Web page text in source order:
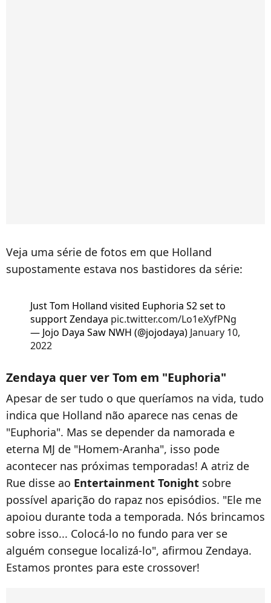
Veja uma série de fotos em que Holland
supostamente estava nos bastidores da série:
Just Tom Holland visited Euphoria S2 set to
support Zendaya pic.twitter.com/Lo1eXyfPNg
— Jojo Daya Saw NWH (@jojodaya) January 10,
2022
Zendaya quer ver Tom em "Euphoria"
Apesar de ser tudo o que queríamos na vida, tudo
indica que Holland não aparece nas cenas de
"Euphoria". Mas se depender da namorada e
eterna MJ de "Homem-Aranha", isso pode
acontecer nas próximas temporadas! A atriz de
Rue disse ao Entertainment Tonight sobre
possível aparição do rapaz nos episódios. "Ele me
apoiou durante toda a temporada. Nós brincamos
sobre isso... Colocá-lo no fundo para ver se
alguém consegue localizá-lo", afirmou Zendaya.
Estamos prontes para este crossover!